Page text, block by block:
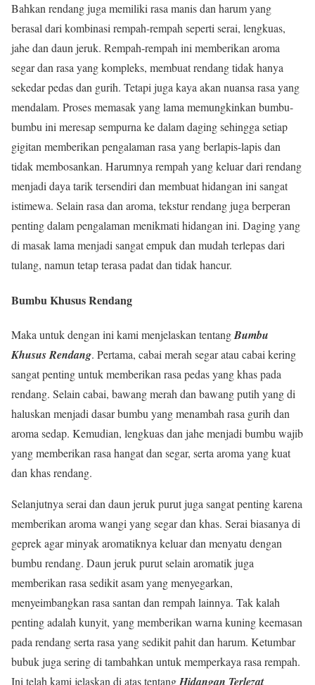
Bahkan rendang juga memiliki rasa manis dan harum yang
berasal dari kombinasi rempah-rempah seperti serai, lengkuas,
jahe dan daun jeruk. Rempah-rempah ini memberikan aroma
segar dan rasa yang kompleks, membuat rendang tidak hanya
sekedar pedas dan gurih. Tetapi juga kaya akan nuansa rasa yang
mendalam. Proses memasak yang lama memungkinkan bumbu-
bumbu ini meresap sempurna ke dalam daging sehingga setiap
gigitan memberikan pengalaman rasa yang berlapis-lapis dan
tidak membosankan. Harumnya rempah yang keluar dari rendang
menjadi daya tarik tersendiri dan membuat hidangan ini sangat
istimewa. Selain rasa dan aroma, tekstur rendang juga berperan
penting dalam pengalaman menikmati hidangan ini. Daging yang
di masak lama menjadi sangat empuk dan mudah terlepas dari
tulang, namun tetap terasa padat dan tidak hancur.
Bumbu Khusus Rendang
Maka untuk dengan ini kami menjelaskan tentangBumbu
Khusus Rendang. Pertama, cabai merah segar atau cabai kering
sangat penting untuk memberikan rasa pedas yang khas pada
rendang. Selain cabai, bawang merah dan bawang putih yang di
haluskan menjadi dasar bumbu yang menambah rasa gurih dan
aroma sedap. Kemudian, lengkuas dan jahe menjadi bumbu wajib
yang memberikan rasa hangat dan segar, serta aroma yang kuat
dan khas rendang.
Selanjutnya serai dan daun jeruk purut juga sangat penting karena
memberikan aroma wangi yang segar dan khas. Serai biasanya di
geprek agar minyak aromatiknya keluar dan menyatu dengan
bumbu rendang. Daun jeruk purut selain aromatik juga
memberikan rasa sedikit asam yang menyegarkan,
menyeimbangkan rasa santan dan rempah lainnya. Tak kalah
penting adalah kunyit, yang memberikan warna kuning keemasan
pada rendang serta rasa yang sedikit pahit dan harum. Ketumbar
bubuk juga sering di tambahkan untuk memperkaya rasa rempah.
Ini telah kami jelaskan di atas tentangHidangan Terlezat